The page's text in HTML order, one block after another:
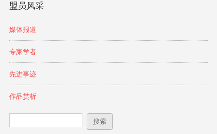
盟员风采
媒体报道
专家学者
先进事迹
作品赏析
搜索表单
搜索